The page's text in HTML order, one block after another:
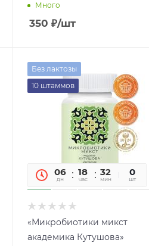
Много
350 ₽/шт
Без лактозы
10 штаммов
06
дн
18
час
32
мин
54
сек
0
шт
«Микробиотики микст
академика Кутушова»